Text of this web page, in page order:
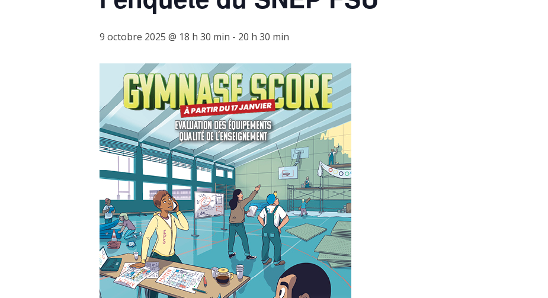
9 octobre 2025 @ 18 h 30 min - 20 h 30 min